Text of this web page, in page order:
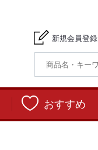
新規会員登録
おすすめ